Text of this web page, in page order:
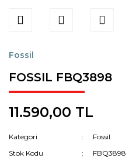
Fossil
FOSSIL FBQ3898
11.590,00 TL
Kategori
Fossil
Stok Kodu
FBQ3898